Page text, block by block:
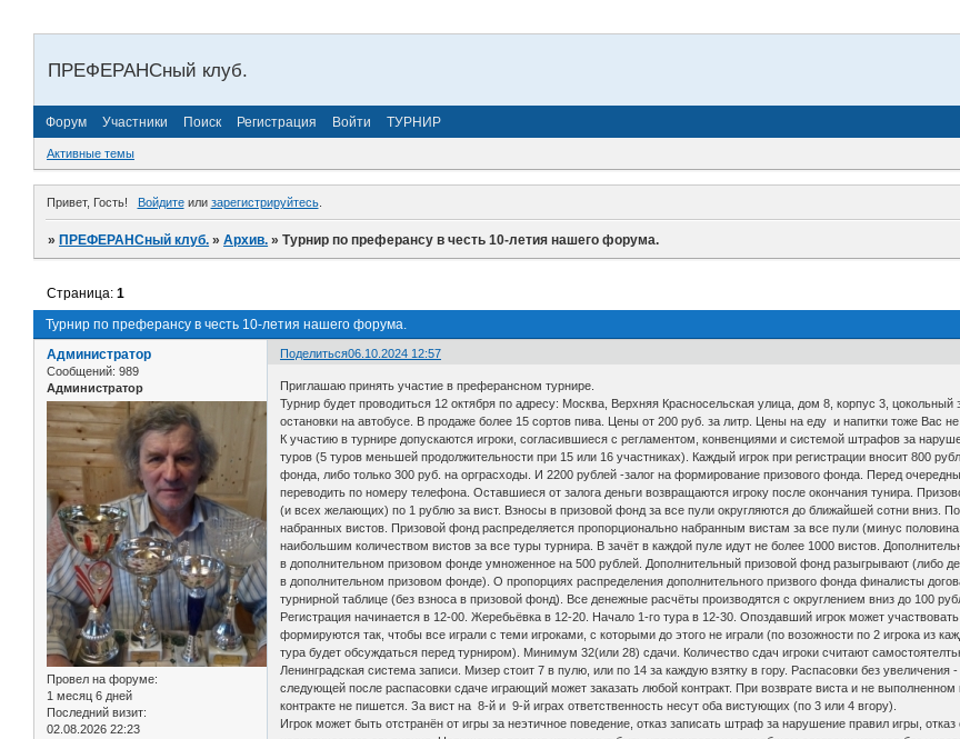
ПРЕФЕРАНСный клуб.
Форум Участники Поиск Регистрация Войти ТУРНИР
Активные темы
Привет, Гость! Войдитеили зарегистрируйтесь.
»ПРЕФЕРАНСный клуб. »Архив. »Турнир по преферансу в честь 10-летия нашего форума.
Турнир по преферансу в честь 10-летия нашего форума.
Страница:1
Поделиться06.10.2024 12:57
Администратор
Сообщений: 989
Администратор
Провел на форуме:
1 месяц 6 дней
Последний визит:
02.08.2026 22:23
Приглашаю принять участие в преферансном турнире.
Турнир будет проводиться 12 октября по адресу: Москва, Верхняя Красносельская улица, дом 8, корпус 3,
остановки на автобусе. В продаже более 15 сортов пива. Цены от 200 руб. за литр. Цены на еду и напитки тоже Вас не
К участию в турнире допускаются игроки, согласившиеся с регламентом, конвенциями и системой штрафов за
туров (5 туров меньшей продолжительности при 15 или 16 участниках). Каждый игрок при регистрации вносит 800
фонда, либо только 300 руб. на орграсходы. И 2200 рублей -залог на формирование призового фонда. Перед
переводить по номеру телефона. Оставшиеся от залога деньги возвращаются игроку после окончания тунира.
(и всех желающих) по 1 рублю за вист. Взносы в призовой фонд за все пули округляются до ближайшей сотни вниз.
набранных вистов. Призовой фонд распределяется пропорционально набранным вистам за все пули (минус
наибольшим количеством вистов за все туры турнира. В зачёт в каждой пуле идут не более 1000 вистов.
в дополнительном призовом фонде умноженное на 500 рублей. Дополнительный призовой фонд разыгрывают (либо
в дополнительном призовом фонде). О пропорциях распределения дополнительного призвого фонда финалисты
турнирной таблице (без взноса в призовой фонд). Все денежные расчёты производятся с округлением вниз до 100
Регистрация начинается в 12-00. Жеребьёвка в 12-20. Начало 1-го тура в 12-30. Опоздавший игрок может
формируются так, чтобы все играли с теми игроками, с которыми до этого не играли (по возожности по 2 игрока из
тура будет обсуждаться перед турниром). Минимум 32(или 28) сдачи. Количество сдач игроки считают
Ленинградская система записи. Мизер стоит 7 в пулю, или по 14 за каждую взятку в гору. Распасовки без
следующей после распасовки сдаче играющий может заказать любой контракт. При возврате виста и не
контракте не пишется. За вист на 8-й и 9-й играх ответственность несут оба вистующих (по 3 или 4 вгору).
Игрок может быть отстранён от игры за неэтичное поведение, отказ записать штраф за нарушение правил игры,